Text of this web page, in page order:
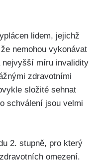
lidem, jejichž
nemohou vykonávat
nejvyšší míru invalidity
zdravotními
složité sehnat
schválení jsou velmi
2. stupně, pro který
omezení.